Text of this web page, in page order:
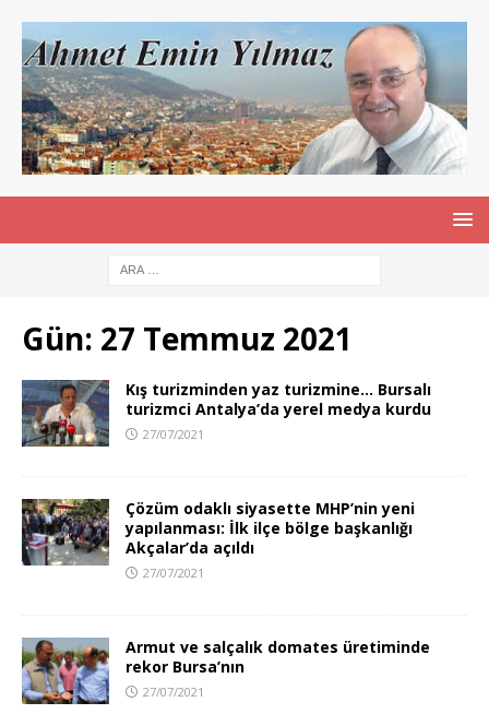
Gün: 27 Temmuz 2021
Kış turizminden yaz turizmine… Bursalı
turizmci Antalya’da yerel medya kurdu
27/07/2021
Çözüm odaklı siyasette MHP’nin yeni
yapılanması: İlk ilçe bölge başkanlığı
Akçalar’da açıldı
27/07/2021
Armut ve salçalık domates üretiminde
rekor Bursa’nın
27/07/2021